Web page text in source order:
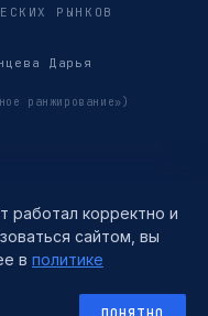
РЫНКОВ
Дарья
ранжирование»)
ДАННЫХ
работал корректно и
сайтом, вы
в политике